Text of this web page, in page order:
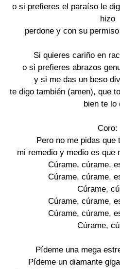
o si prefieres el paraíso le
hizo
perdone y con su
Si quieres cariño en
o si prefieres abrazos
y si me das un beso
te digo también (amen), que
bien te lo
Coro:
Pero no me pidas que
mi remedio y medio es que
Cúrame, cúrame,
Cúrame, cúrame,
Cúrame,
Cúrame, cúrame,
Cúrame, cúrame,
Cúrame,
Pídeme una mega
Pídeme un diamante